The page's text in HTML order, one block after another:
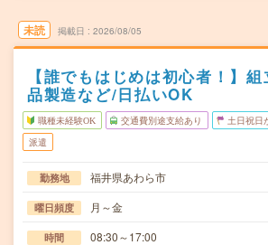
未読 掲載日 2026/08/05
【誰でもはじめは初心者！】
品製造など/日払いOK
職種未経験OK 交通費別途支給あり 土日祝日
派遣
勤務地 福井県あわら市
曜日頻度 月～金
時間 08:30～17:00